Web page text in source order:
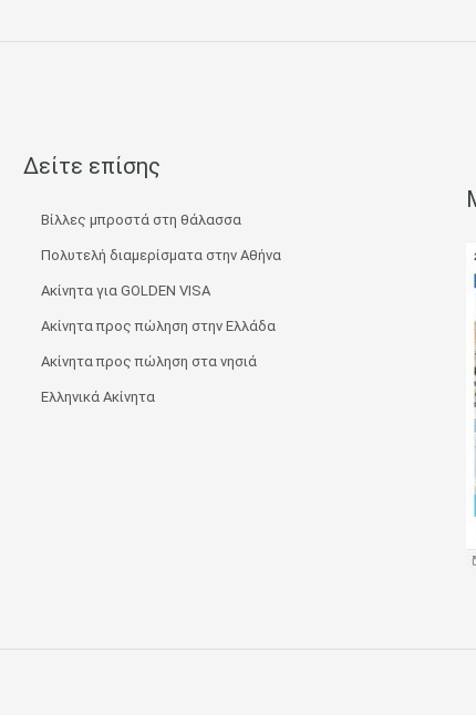
Δείτε επίσης
Βίλλες μπροστά στη θάλασσα
Πολυτελή διαμερίσματα στην Αθήνα
Ακίνητα για GOLDEN VISA
Ακίνητα προς πώληση στην Ελλάδα
Ακίνητα προς πώληση στα νησιά
Ελληνικά Ακίνητα